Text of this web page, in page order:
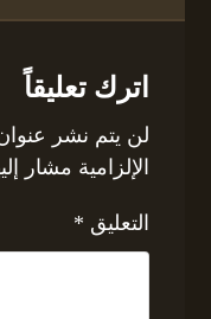
اترك تعليقاً
لن يتم نشر
الإلزامية مشار
التعليق *